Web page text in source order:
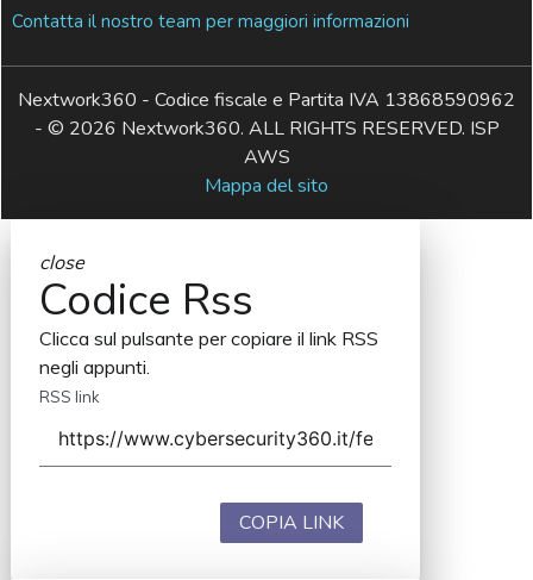
Contatta il nostro team per maggiori informazioni
Nextwork360 - Codice fiscale e Partita IVA 13868590962
- © 2026 Nextwork360. ALL RIGHTS RESERVED. ISP
AWS
Mappa del sito
close
Codice Rss
Clicca sul pulsante per copiare il link RSS
negli appunti.
RSS link
COPIA LINK